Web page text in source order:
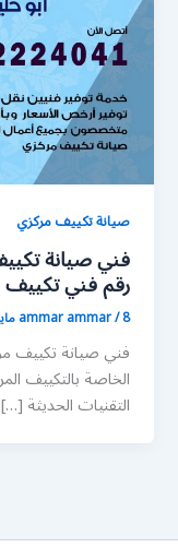
صيانة تكييف مركزي
رقم فني تكييف
ammar ammar/8 مايو، 2020
فني صيانة تكييف
الخاصة بالتكييف
التقنيات الحديثة […]